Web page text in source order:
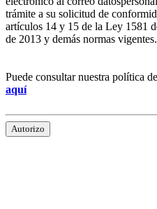
trámite a su solicitud de
artículos 14 y 15 de la Ley 1581
de 2013 y demás normas vigentes.
Puede consultar nuestra política
aquí
Autorizo